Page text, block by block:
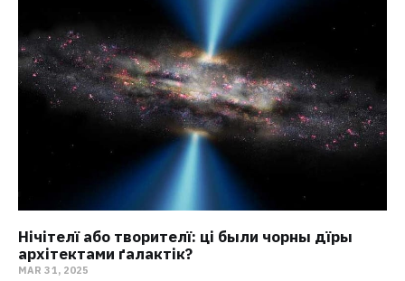
Нічітелї або творителї: ці были чорны дїры
архітектами ґалактік?
MAR 31, 2025